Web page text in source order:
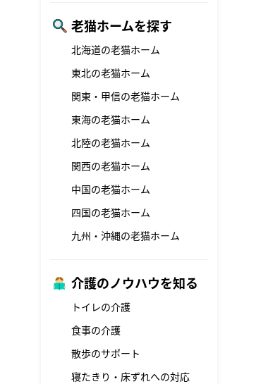
老猫ホームを探す
北海道の老猫ホーム
東北の老猫ホーム
関東・甲信の老猫ホーム
東海の老猫ホーム
北陸の老猫ホーム
関西の老猫ホーム
中国の老猫ホーム
四国の老猫ホーム
九州・沖縄の老猫ホーム
介護のノウハウを知る
トイレの介護
食事の介護
散歩のサポート
寝たきり・床ずれへの対応